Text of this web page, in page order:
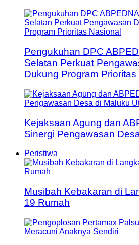
Pengukuhan DPC
Selatan Perkuat
Dukung Program Prioritas
Kejaksaan Agung dan
Sinergi Pengawasan
Peristiwa
Musibah Kebakaran di
19 Rumah